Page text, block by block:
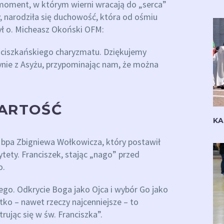
w którym wierni wracają do „serca”
się duchowość, która od ośmiu
o. Micheasz Okoński OFM:
charyzmatu. Dziękujemy
z Asyżu, przypominając nam, że można
Zbigniewa Wołkowicza, który postawił
Franciszek, stając „nago” przed
Odkrycie Boga jako Ojca i wybór Go jako
– nawet rzeczy najcenniejsze – to
się w św. Franciszka”.